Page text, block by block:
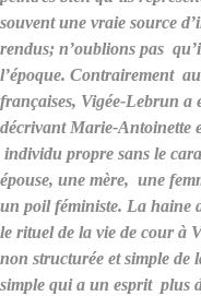
souvent une vraie source
rendus; n’oublions pas
l’époque. Contrairement
françaises, Vigée-Lebrun a
décrivant Marie-Antoinette
individu propre sans le
épouse, une mère, une
un poil féministe. La haine
le rituel de la vie de cour à
non structurée et simple de
simple qui a un esprit plus